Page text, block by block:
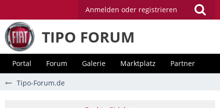
Anmelden oder registrieren
TIPO FORUM
Portal Forum Galerie Marktplatz Partner
Tipo-Forum.de